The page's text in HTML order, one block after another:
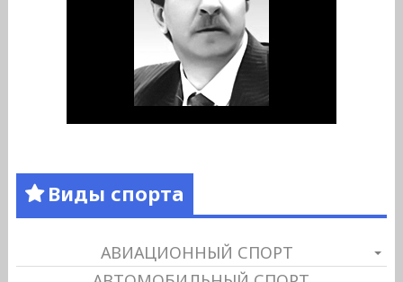
Виды спорта
АВИАЦИОННЫЙ СПОРТ